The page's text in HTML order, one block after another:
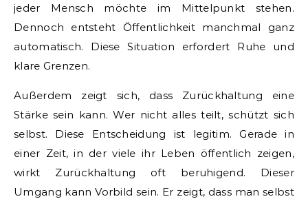
jeder Mensch möchte im Mittelpunkt stehen.
Dennoch entsteht Öffentlichkeit manchmal ganz
automatisch. Diese Situation erfordert Ruhe und
klare Grenzen.
Außerdem zeigt sich, dass Zurückhaltung eine
Stärke sein kann. Wer nicht alles teilt, schützt sich
selbst. Diese Entscheidung ist legitim. Gerade in
einer Zeit, in der viele ihr Leben öffentlich zeigen,
wirkt Zurückhaltung oft beruhigend. Dieser
Umgang kann Vorbild sein. Er zeigt, dass man selbst